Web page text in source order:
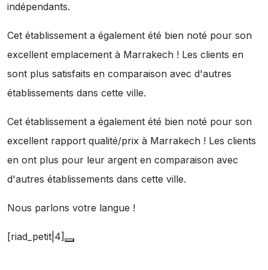
indépendants.
Cet établissement a également été bien noté pour son
excellent emplacement à Marrakech ! Les clients en
sont plus satisfaits en comparaison avec d'autres
établissements dans cette ville.
Cet établissement a également été bien noté pour son
excellent rapport qualité/prix à Marrakech ! Les clients
en ont plus pour leur argent en comparaison avec
d'autres établissements dans cette ville.
Nous parlons votre langue !
[riad_petit|4]